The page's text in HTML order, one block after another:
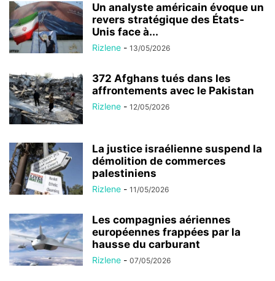
Un analyste américain évoque un
revers stratégique des États-
Unis face à...
Rizlene - 13/05/2026
372 Afghans tués dans les
affrontements avec le Pakistan
Rizlene - 12/05/2026
La justice israélienne suspend la
démolition de commerces
palestiniens
Rizlene - 11/05/2026
Les compagnies aériennes
européennes frappées par la
hausse du carburant
Rizlene - 07/05/2026